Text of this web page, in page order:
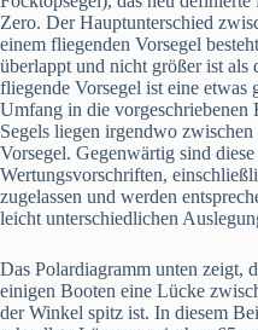
Zero. Der Hauptunterschied
einem fliegenden Vorsegel
überlappt und nicht größer ist als
fliegende Vorsegel ist eine etwas
Umfang in die vorgeschriebenen
Segels liegen irgendwo
Vorsegel. Gegenwärtig sind
Wertungsvorschriften,
zugelassen und werden
leicht unterschiedlichen
Das Polardiagramm unten zeigt,
einigen Booten eine Lücke
der Winkel spitz ist. In diesem